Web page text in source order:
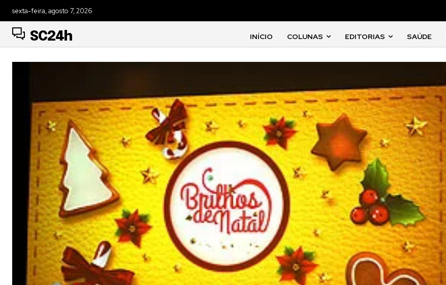
sexta-feira, agosto 7, 2026
SC24h INÍCIO COLUNAS EDITORIAS SAÚDE